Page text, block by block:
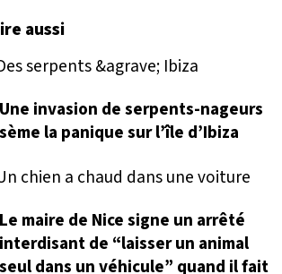
aussi
Une invasion de serpents-nageurs
sème la panique sur l’île d’Ibiza
Le maire de Nice signe un arrêté
interdisant de “laisser un animal
seul dans un véhicule” quand il fait